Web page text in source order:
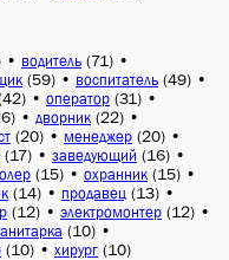
• водитель (71) •
(59) • воспитатель (49) •
• оператор (31) •
• дворник (22) •
(20) • менеджер (20) •
(17) • заведующий (16) •
(15) • охранник (15) •
(14) • продавец (13) •
(12) • электромонтер (12) •
(10) •
(10) • хирург (10)